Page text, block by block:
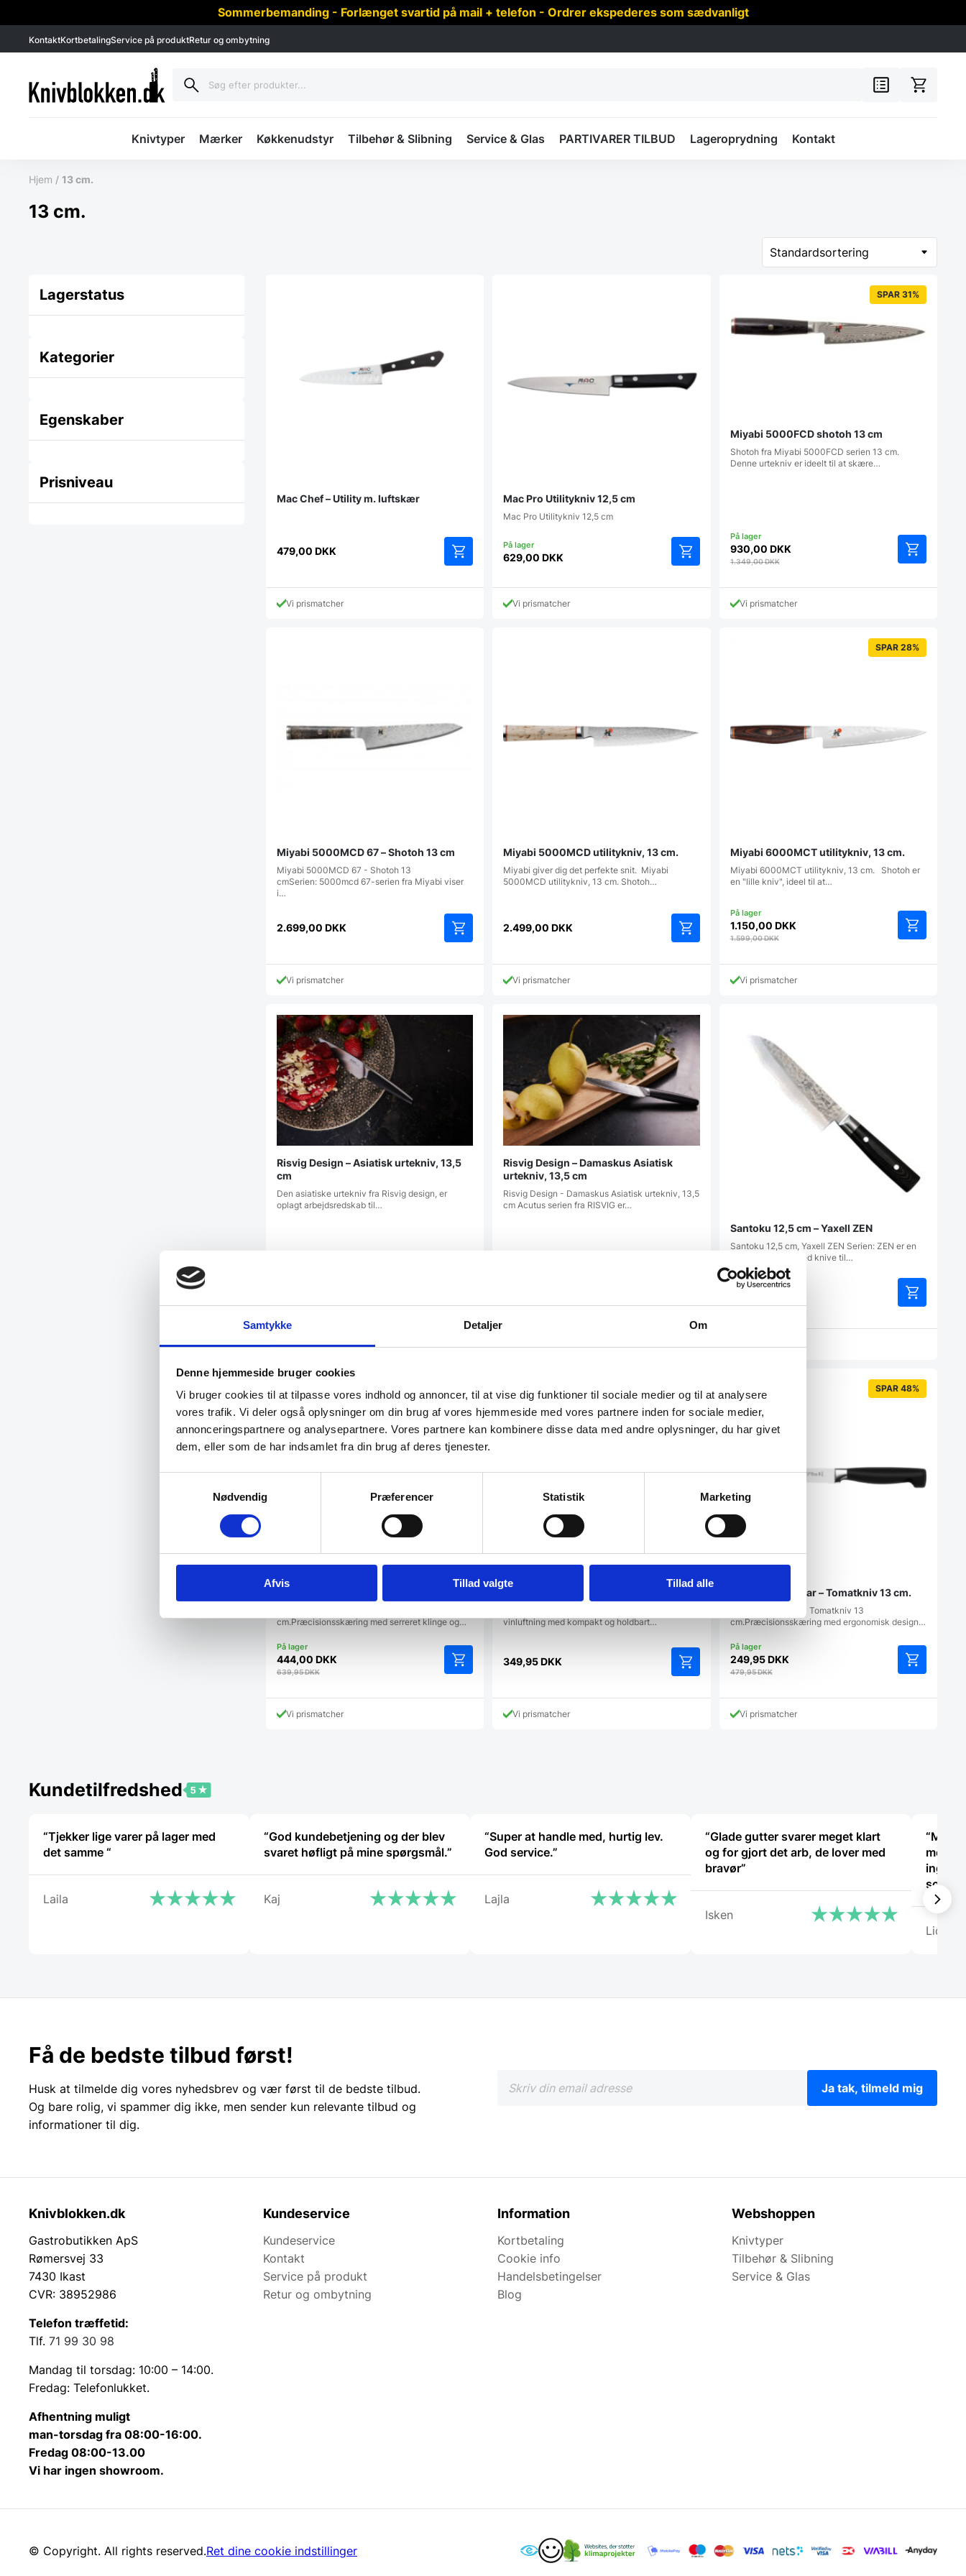
Samtykke Detaljer Om
Denne hjemmeside bruger cookies
Vi bruger cookies til at tilpasse vores indhold og annoncer, til at vise dig funktioner til sociale medier og til at analysere
vores trafik. Vi deler også oplysninger om din brug af vores hjemmeside med vores partnere inden for sociale medier,
annonceringspartnere og analysepartnere. Vores partnere kan kombinere disse data med andre oplysninger, du har givet
dem, eller som de har indsamlet fra din brug af deres tjenester.
Nødvendig
Præferencer Statistik Marketing
Afvis Tillad valgte Tillad alle
Sommerbemanding - Forlænget svartid på mail + telefon - Ordrer ekspederes som sædvanligt
KontaktKortbetalingService på produktRetur og ombytning
Knivtyper Mærker Køkkenudstyr Tilbehør & Slibning Service & Glas PARTIVARER TILBUD Lageroprydning Kontakt
Hjem / 13 cm.
13 cm.
Lagerstatus
Kategorier
Egenskaber
Prisniveau
Mac Chef – Utility m. luftskær
479,00 DKK
Vi prismatcher
Mac Pro Utilitykniv 12,5 cm
Mac Pro Utilitykniv 12,5 cm
629,00DKK
Vi prismatcher
SPAR 31%
Miyabi 5000FCD shotoh 13 cm
Shotoh fra Miyabi 5000FCD serien 13 cm.
Denne urtekniv er ideelt til at skære…
930,00 DKK
1.349,00DKK
Vi prismatcher
Miyabi 5000MCD 67 – Shotoh 13 cm
Miyabi 5000MCD 67 - Shotoh 13
cmSerien: 5000mcd 67-serien fra Miyabi viser
i…
2.699,00 DKK
Vi prismatcher
Miyabi 5000MCD utilitykniv, 13 cm.
Miyabi giver dig det perfekte snit. Miyabi
5000MCD utilitykniv, 13 cm. Shotoh…
2.499,00DKK
Vi prismatcher
SPAR 28%
Miyabi 6000MCT utilitykniv, 13 cm.
Miyabi 6000MCT utilitykniv, 13 cm. Shotoh er
en "lille kniv", ideel til at…
1.150,00 DKK
1.599,00DKK
Vi prismatcher
Risvig Design – Asiatisk urtekniv, 13,5
cm
Den asiatiske urtekniv fra Risvig design, er
oplagt arbejdsredskab til…
Vi prismatcher
Risvig Design – Damaskus Asiatisk
urtekniv, 13,5 cm
Risvig Design - Damaskus Asiatisk urtekniv, 13,5
cm Acutus serien fra RISVIG er…
Vi prismatcher
Santoku 12,5 cm – Yaxell ZEN
Santoku 12,5 cm, Yaxell ZEN Serien: ZEN er en
topklasse serie, med knive til…
Vi prismatcher
cm.Præcisionsskæring med serreret klinge og…
444,00 DKK
639,95DKK
Vi prismatcher
vinluftning med kompakt og holdbart…
349,95DKK
Vi prismatcher
SPAR 48%
Zwilling Four Star – Tomatkniv 13 cm.
Zwilling Four Star - Tomatkniv 13
cm.Præcisionsskæring med ergonomisk design…
249,95DKK
479,95DKK
Vi prismatcher
Kundetilfredshed
“Tjekker lige varer på lager med
det samme “
Laila
“God kundebetjening og der blev
svaret høfligt på mine spørgsmål.”
Kaj
“Super at handle med, hurtig lev.
God service.”
Lajla
“Glade gutter svarer meget klart
og for gjort det arb, de lover med
bravør”
Isken
med
ingen
som
Lida
Få de bedste tilbud først!
Husk at tilmelde dig vores nyhedsbrev og vær først til de bedste tilbud.
Og bare rolig, vi spammer dig ikke, men sender kun relevante tilbud og
informationer til dig.
Ja tak, tilmeld mig
Knivblokken.dk
Gastrobutikken ApS
Rømersvej 33
7430 Ikast
CVR: 38952986
Telefon træffetid:
Tlf. 71 99 30 98
Mandag til torsdag: 10:00 – 14:00.
Fredag: Telefonlukket.
Afhentning muligt
man-torsdag fra 08:00-16:00.
Fredag 08:00-13.00
Vi har ingen showroom.
Kundeservice
Kundeservice
Kontakt
Service på produkt
Retur og ombytning
Information
Kortbetaling
Cookie info
Handelsbetingelser
Blog
Webshoppen
Knivtyper
Tilbehør & Slibning
Service & Glas
© Copyright. All rights reserved.Ret dine cookie indstillinger